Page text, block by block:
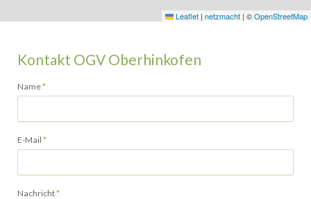
Leaflet | netzmacht | ©OpenStreetMap
Kontakt OGV Oberhinkofen
Pflichtfeld
Name*
Pflichtfeld
E-Mail *
Pflichtfeld
Nachricht*